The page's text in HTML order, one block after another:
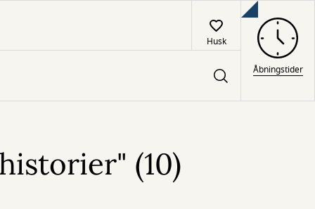
Husk
Åbningstider
(10)